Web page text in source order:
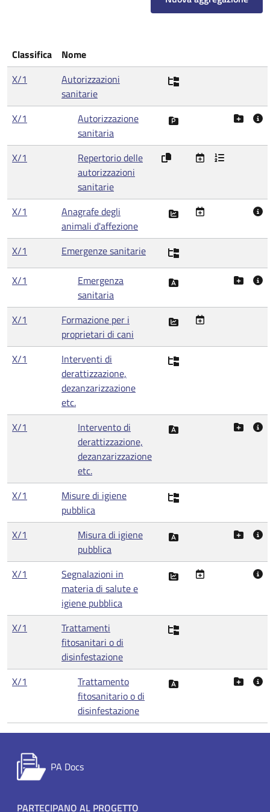
Classifica
Nome
X/1
Autorizzazioni
sanitarie
X/1
Autorizzazione
sanitaria
X/1
Repertorio delle
autorizzazioni
sanitarie
X/1
Anagrafe degli
animali d'affezione
X/1
Emergenze sanitarie
X/1
Emergenza
sanitaria
X/1
Formazione per i
proprietari di cani
X/1
Interventi di
derattizzazione,
dezanzarizzazione
etc.
X/1
Intervento di
derattizzazione,
dezanzarizzazione
etc.
X/1
Misure di igiene
pubblica
X/1
Misura di igiene
pubblica
X/1
Segnalazioni in
materia di salute e
igiene pubblica
X/1
Trattamenti
fitosanitari o di
disinfestazione
X/1
Trattamento
fitosanitario o di
disinfestazione
PA Docs
PARTECIPANO AL PROGETTO